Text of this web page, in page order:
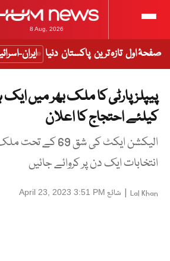
8 Aug, 2026
صفحۂ اول تازہ ترین پاکستان دنیا ایران-
پیپلز پارٹی کا ملک بھر میں
کیلئے احتجاج کا اعلان
الیکشن ایکٹ کی شق 69
انتخابات ایک دن پر کروائے جائیں
Lal Khan
| شائع April 23, 2023 3:51 PM